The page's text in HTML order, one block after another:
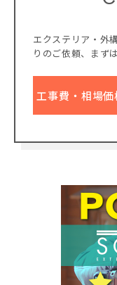
エクステリア・外
りのご依頼、
まず
工事費・相場